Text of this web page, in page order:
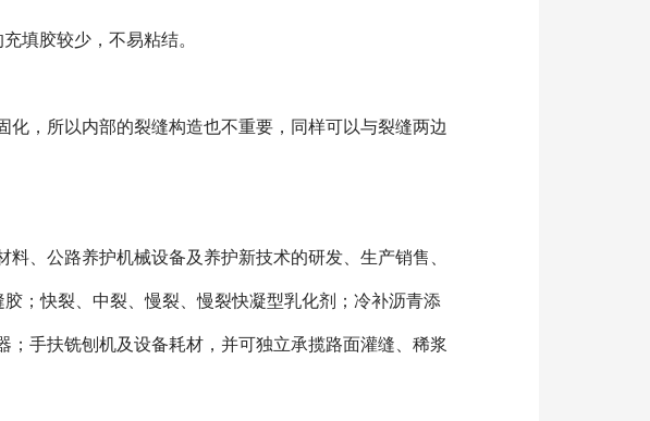
填胶较少，不易粘结。
，所以内部的裂缝构造也不重要，同样可以与裂缝两边
、公路养护机械设备及养护新技术的研发、生产销售、
；快裂、中裂、慢裂、慢裂快凝型乳化剂；冷补沥青添
手扶铣刨机及设备耗材，并可独立承揽路面灌缝、稀浆